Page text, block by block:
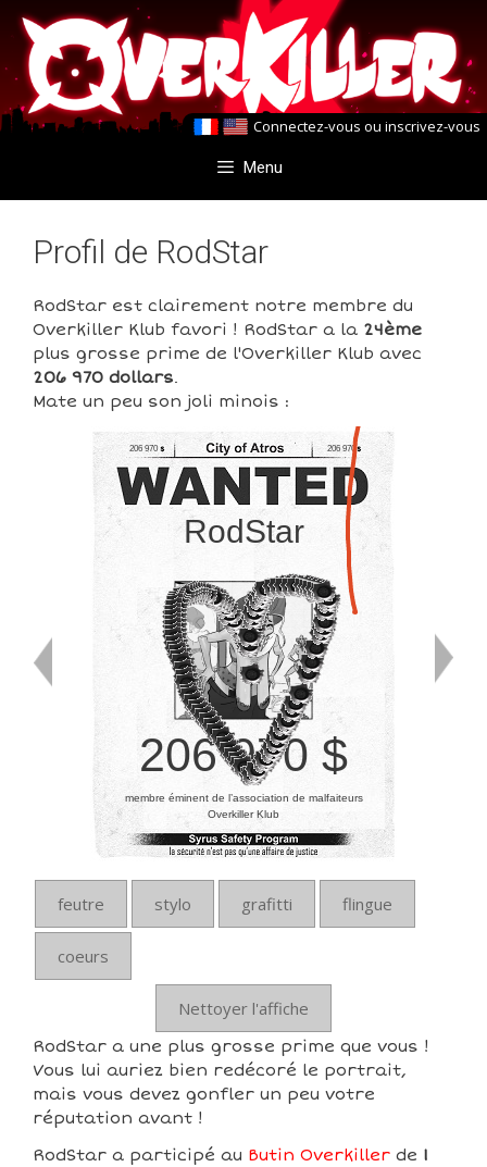
Aller
au
contenu
Aller
au
contenu
Connectez-vous ou inscrivez-vous
Menu
Profil de RodStar
RodStar est clairement notre membre du
Overkiller Klub favori ! RodStar a la 24ème
plus grosse prime de l'Overkiller Klub avec
206 970 dollars.
Mate un peu son joli minois :
206 970
RodStar
206 970
206 970 $
membre éminent de l’association de malfaiteurs
Overkiller Klub
feutre stylo grafitti flingue
coeurs
Nettoyer l'affiche
RodStar a une plus grosse prime que vous !
Vous lui auriez bien redécoré le portrait,
mais vous devez gonfler un peu votre
réputation avant !
RodStar a participé au Butin Overkiller de 1